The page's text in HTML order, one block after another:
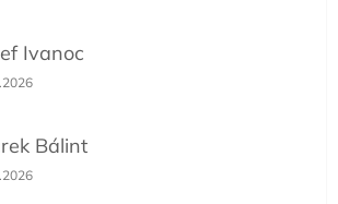
Ivanoc
obchodu je 5 z 5 hviezdičiek.
Bálint
obchodu je 5 z 5 hviezdičiek.